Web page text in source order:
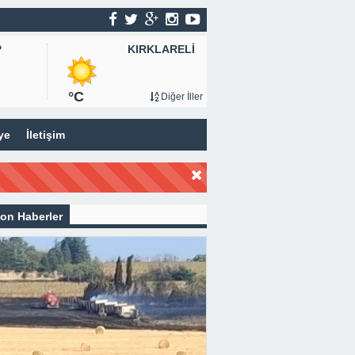
KIRKLARELİ
°C Diğer İller
İletişim
Haberler